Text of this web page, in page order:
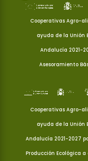
Cooperativas Agro-
ayuda de la Unión
Andalucía 2021-
Asesoramiento
Cooperativas Agro-
ayuda de la Unión
Andalucía 2021-2027
Producción Ecológica